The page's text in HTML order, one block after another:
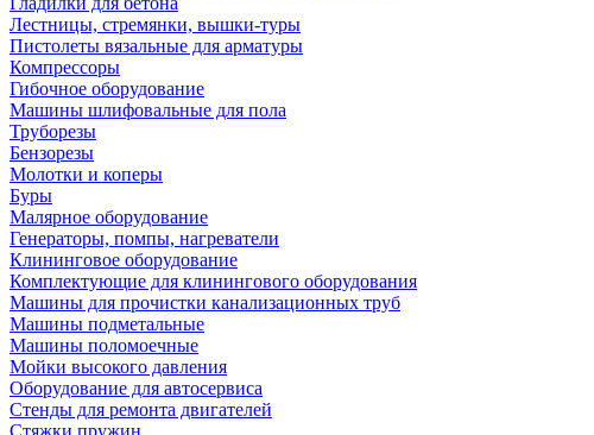
Лестницы, стремянки, вышки-туры
Пистолеты вязальные для арматуры
Компрессоры
Гибочное оборудование
Машины шлифовальные для пола
Труборезы
Бензорезы
Молотки и коперы
Буры
Малярное оборудование
Генераторы, помпы, нагреватели
Клининговое оборудование
Комплектующие для клинингового оборудования
Машины для прочистки канализационных труб
Машины подметальные
Машины поломоечные
Мойки высокого давления
Оборудование для автосервиса
Стенды для ремонта двигателей
Стяжки пружин